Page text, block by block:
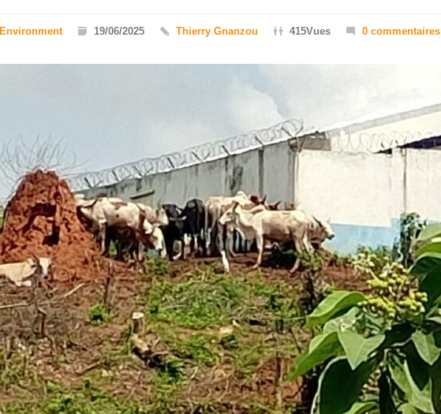
Environment 19/06/2025 Thierry Gnanzou 415Vues 0 commentaires